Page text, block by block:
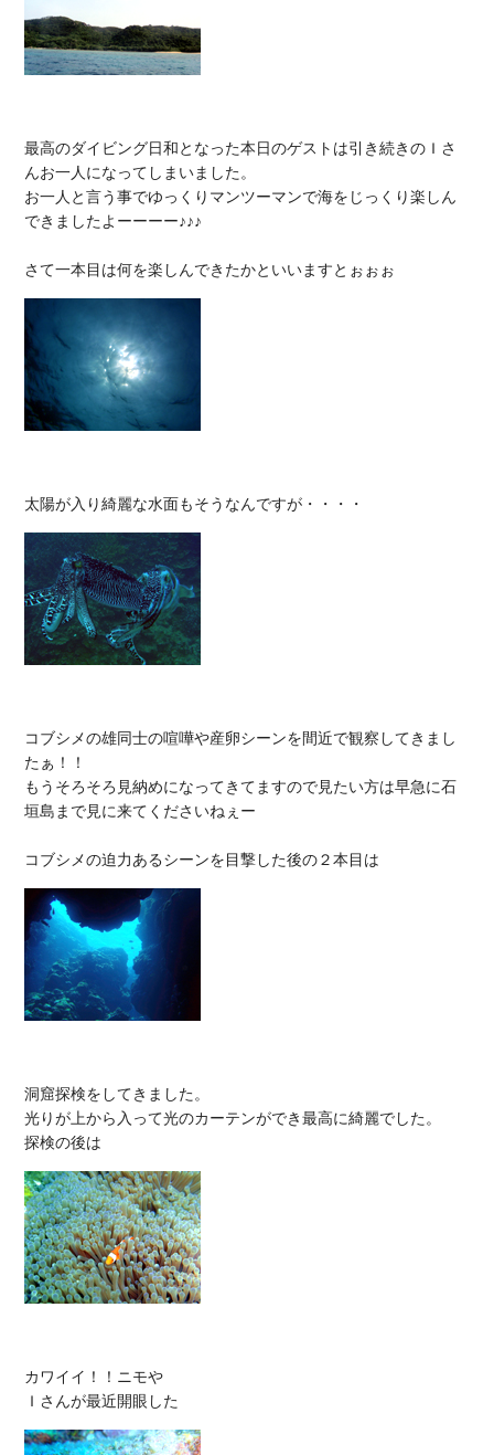
最高のダイビング日和となった本日のゲストは引き続きのＩさ
んお一人になってしまいました。
お一人と言う事でゆっくりマンツーマンで海をじっくり楽しん
できましたよーーーー♪♪♪
コブシメの雄同士の喧嘩や産卵シーンを間近で観察してきまし
たぁ！！
もうそろそろ見納めになってきてますので見たい方は早急に石
垣島まで見に来てくださいねぇー
洞窟探検をしてきました。
光りが上から入って光のカーテンができ最高に綺麗でした。
カワイイ！！ニモや